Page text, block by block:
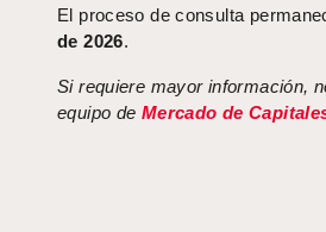
El proceso de consulta
de 2026.
Si requiere mayor información,
equipo de Mercado de